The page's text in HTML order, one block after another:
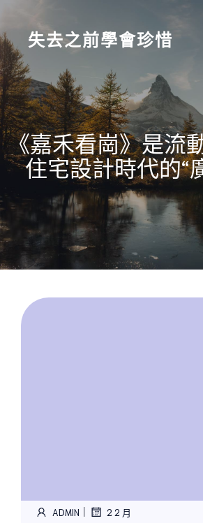
content
失去之前學會珍惜
《嘉禾看崗》是流
住宅設計時代的“
ADMIN | 2 2 月